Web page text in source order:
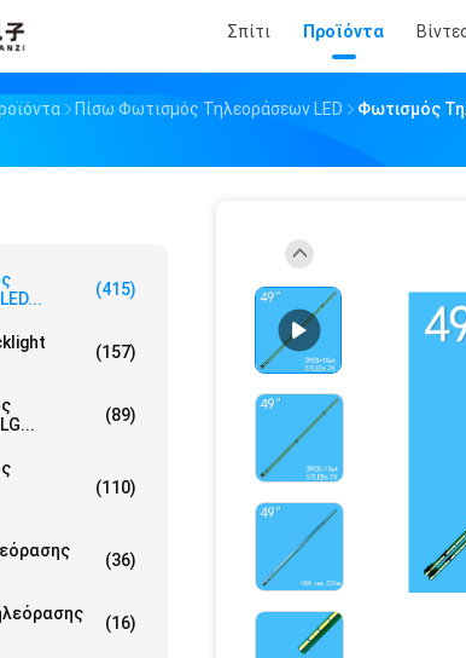
Σπίτι Προϊόντα
Πίσω Φωτισμός Τηλεοράσεων LED
Φωτισμός
(415)
(157)
(89)
(110)
(36)
(16)